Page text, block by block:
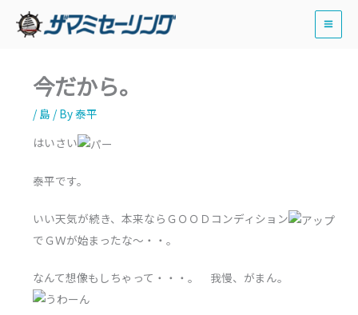
今だから。
/ 島 / By泰平
はいさい
泰平です。
いい天気が続き、本来ならＧＯＯＤコンディション
でＧＷが始まったな～・・。
なんて想像もしちゃって・・・。 我慢、がまん。